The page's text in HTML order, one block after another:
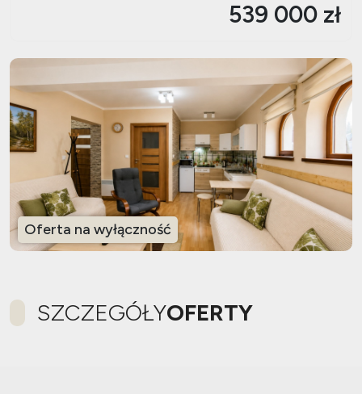
539 000 zł
Oferta na wyłączność
SZCZEGÓŁYOFERTY